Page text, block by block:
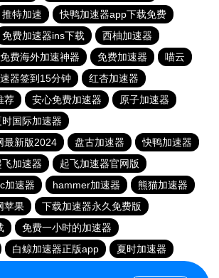
推特加速
快鸭加速器app下载免费
免费加速器ins下载
西柚加速器
费海外加速神器 免费加速器
喵云
器签到15分钟
红杏加速器
荐
安心免费加速器
原子加速器
时国际加速器
最新版2024
盘古加速器
快鸭加速器
飞加速器
起飞加速器官网版
加速器 hammer加速器
熊猫加速器
苹果
下载加速器永久免费版
免费一小时的加速器
白鲸加速器正版app
夏时加速器
卓